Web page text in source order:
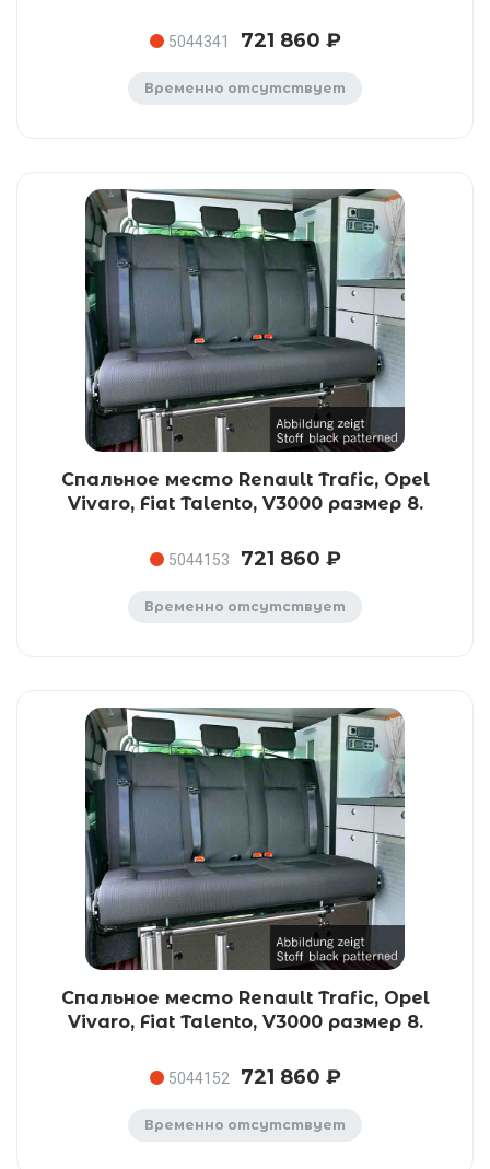
5044341 721 860 ₽
Временно отсутствует
Спальное место Renault Trafic, Opel
Vivaro, Fiat Talento, V3000 размер 8.
5044153 721 860 ₽
Временно отсутствует
Спальное место Renault Trafic, Opel
Vivaro, Fiat Talento, V3000 размер 8.
5044152 721 860 ₽
Временно отсутствует